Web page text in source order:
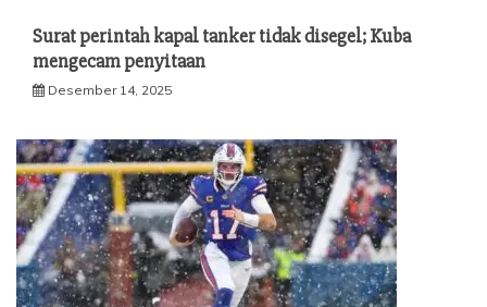
Surat perintah kapal tanker tidak disegel; Kuba
mengecam penyitaan
Desember 14, 2025